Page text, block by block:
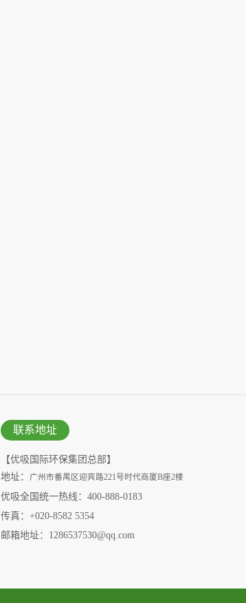
联系地址
【优吸国际环保集团总部】
地址：
广州市番禺区迎宾路221号时代商厦B座2楼
优吸全国统一热线：400-888-0183
传真：+020-8582 5354
邮箱地址：1286537530@qq.com